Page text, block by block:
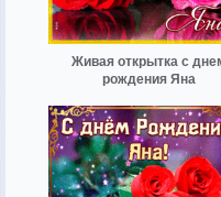
Живая открытка с
рождения Яна